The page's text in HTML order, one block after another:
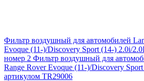
Фильтр воздушный для автомобилей
Evoque (11-)/Discovery Sport (14-) 2.0i/
номер 2 Фильтр воздушный для
Range Rover Evoque (11-)/Discovery
артикулом TR29006